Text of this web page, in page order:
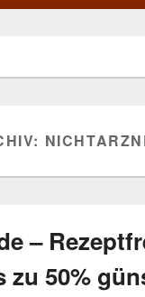
–
zu 50%